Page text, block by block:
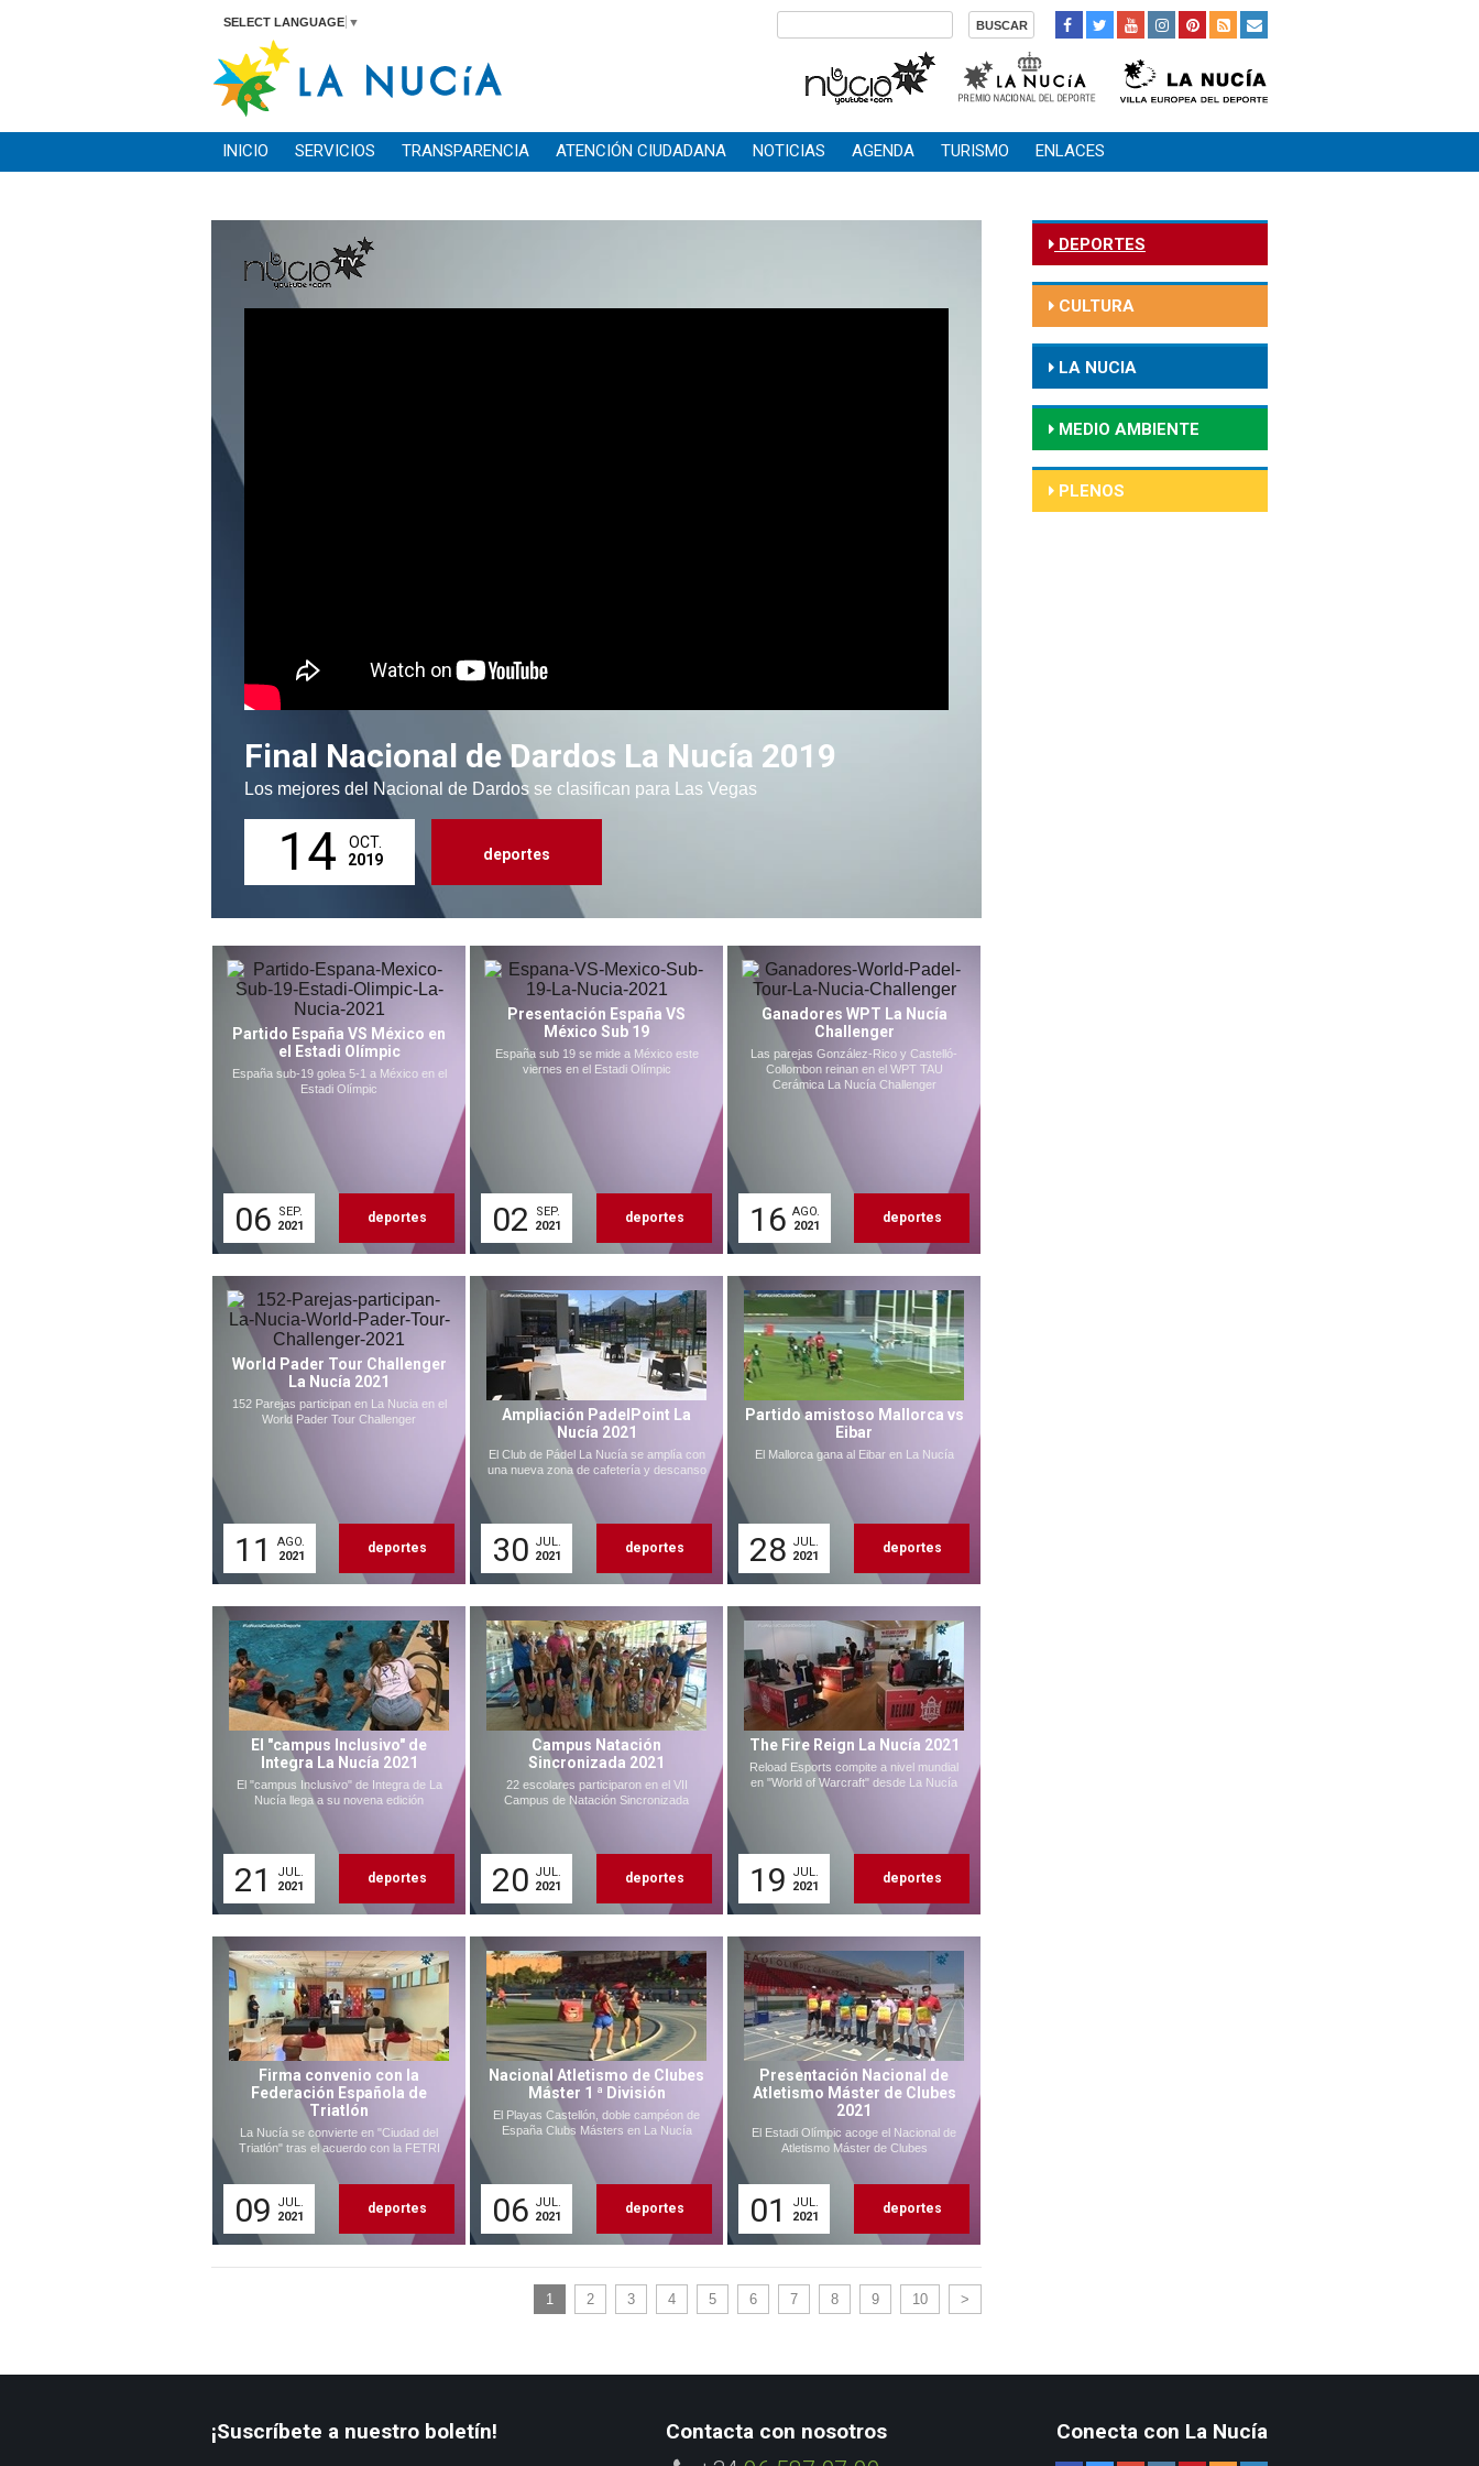
SELECT LANGUAGE ▼
INICIO SERVICIOS TRANSPARENCIA ATENCIÓN CIUDADANA NOTICIAS AGENDA TURISMO ENLACES
Final Nacional de Dardos La Nucía 2019
Los mejores del Nacional de Dardos se clasifican para Las Vegas
14
OCT.
2019
deportes
Partido España VS México en
el Estadi Olímpic
España sub-19 golea 5-1 a México en el
Estadi Olímpic
06
SEP.
2021
deportes
Presentación España VS
México Sub 19
España sub 19 se mide a México este
viernes en el Estadi Olímpic
02
SEP.
2021
deportes
Ganadores WPT La Nucía
Challenger
Las parejas González-Rico y Castelló-
Collombon reinan en el WPT TAU
Cerámica La Nucía Challenger
16 AGO.
2021
deportes
World Pader Tour Challenger
La Nucía 2021
152 Parejas participan en La Nucia en el
World Pader Tour Challenger
11
AGO.
2021
deportes
Ampliación PadelPoint La
Nucía 2021
El Club de Pádel La Nucía se amplía con
una nueva zona de cafetería y descanso
30 JUL.
2021
deportes
Partido amistoso Mallorca vs
Eibar
El Mallorca gana al Eibar en La Nucía
28 JUL.
2021
deportes
El "campus Inclusivo" de
Integra La Nucía 2021
El "campus Inclusivo" de Integra de La
Nucía llega a su novena edición
21
JUL.
2021
deportes
Campus Natación
Sincronizada 2021
22 escolares participaron en el VII
Campus de Natación Sincronizada
20 JUL.
2021
deportes
The Fire Reign La Nucía 2021
Reload Esports compite a nivel mundial
en "World of Warcraft" desde La Nucía
19
JUL.
2021
deportes
Firma convenio con la
Federación Española de
Triatlón
La Nucía se convierte en "Ciudad del
Triatlón" tras el acuerdo con la FETRI
09
JUL.
2021
deportes
Nacional Atletismo de Clubes
Máster 1 ª División
El Playas Castellón, doble campéon de
España Clubs Másters en La Nucía
06 JUL.
2021
deportes
Presentación Nacional de
Atletismo Máster de Clubes
2021
El Estadi Olímpic acoge el Nacional de
Atletismo Máster de Clubes
01
JUL.
2021
deportes
1 2 3 4 5 6 7 8 9 10 >
DEPORTES
CULTURA
LA NUCIA
MEDIO AMBIENTE
PLENOS
¡Suscríbete a nuestro boletín! Contacta con nosotros Conecta con La Nucía